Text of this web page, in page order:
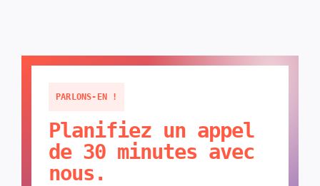
PARLONS-EN !
Planifiez un appel
de 30 minutes avec
nous.